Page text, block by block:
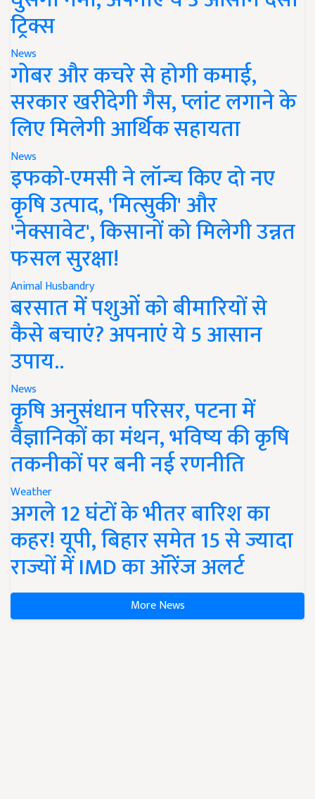
ट्रिक्स
News
गोबर और कचरे से होगी कमाई,
सरकार खरीदेगी गैस, प्लांट लगाने के
लिए मिलेगी आर्थिक सहायता
News
इफको-एमसी ने लॉन्च किए दो नए
कृषि उत्पाद, 'मित्सुकी' और
'नेक्सावेट', किसानों को मिलेगी उन्नत
फसल सुरक्षा!
Animal Husbandry
बरसात में पशुओं को बीमारियों से
कैसे बचाएं? अपनाएं ये 5 आसान
उपाय..
News
कृषि अनुसंधान परिसर, पटना में
वैज्ञानिकों का मंथन, भविष्य की कृषि
तकनीकों पर बनी नई रणनीति
Weather
अगले 12 घंटों के भीतर बारिश का
कहर! यूपी, बिहार समेत 15 से ज्यादा
राज्यों में IMD का ऑरेंज अलर्ट
More News